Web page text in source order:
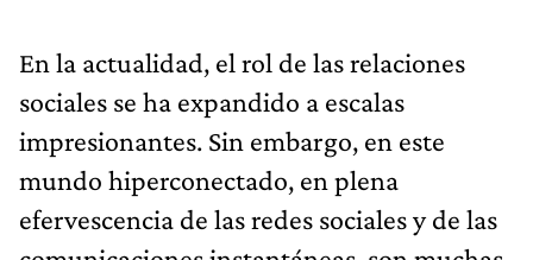
En la actualidad, el rol de las relaciones
sociales se ha expandido a escalas
impresionantes. Sin embargo, en este
mundo hiperconectado, en plena
efervescencia de las redes sociales y de las